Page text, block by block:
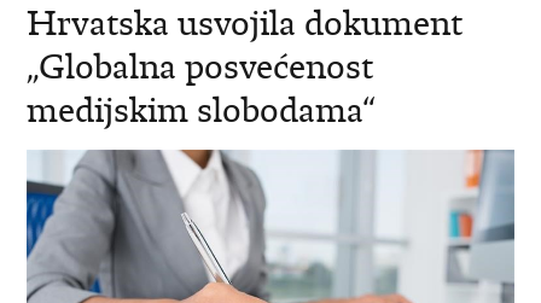
Hrvatska usvojila dokument
„Globalna posvećenost
medijskim slobodama“